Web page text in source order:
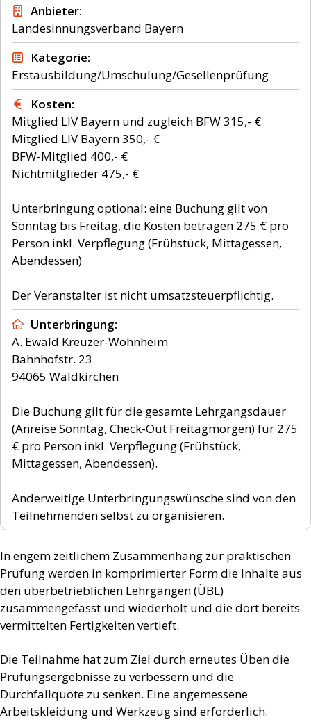
Anbieter
Landesinnungsverband Bayern
Kategorie
Erstausbildung/Umschulung/Gesellenprüfung
Kosten
Mitglied LIV Bayern und zugleich BFW 315,- €
Mitglied LIV Bayern 350,- €
BFW-Mitglied 400,- €
Nichtmitglieder 475,- €
Unterbringung optional: eine Buchung gilt von
Sonntag bis Freitag, die Kosten betragen 275 € pro
Person inkl. Verpflegung (Frühstück, Mittagessen,
Abendessen)
Der Veranstalter ist nicht umsatzsteuerpflichtig.
Unterbringung
A. Ewald Kreuzer-Wohnheim
Bahnhofstr. 23
94065 Waldkirchen
Die Buchung gilt für die gesamte Lehrgangsdauer
(Anreise Sonntag, Check-Out Freitagmorgen) für 275
€ pro Person inkl. Verpflegung (Frühstück,
Mittagessen, Abendessen).
Anderweitige Unterbringungswünsche sind von den
Teilnehmenden selbst zu organisieren.
In engem zeitlichem Zusammenhang zur praktischen
Prüfung werden in komprimierter Form die Inhalte aus
den überbetrieblichen Lehrgängen (ÜBL)
zusammengefasst und wiederholt und die dort bereits
vermittelten Fertigkeiten vertieft.
Die Teilnahme hat zum Ziel durch erneutes Üben die
Prüfungsergebnisse zu verbessern und die
Durchfallquote zu senken. Eine angemessene
Arbeitskleidung und Werkzeug sind erforderlich.